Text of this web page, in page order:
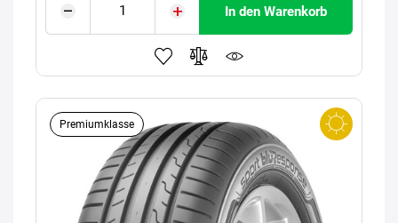
In den Warenkorb
Premiumklasse